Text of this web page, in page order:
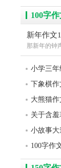
100字
新年作文
那新年的钟
小学三
下象棋作
大熊猫作
关于含
小故事大
100字作